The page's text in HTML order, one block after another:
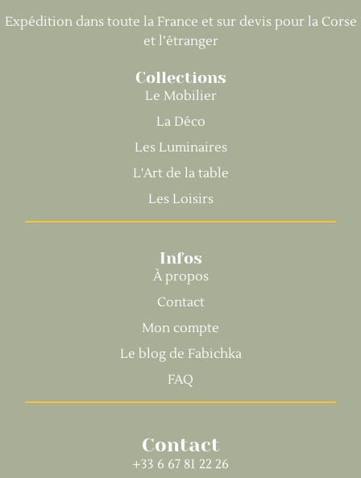
Expédition dans toute la France et sur devis pour la Corse
et l’étranger
Collections
Le Mobilier
La Déco
Les Luminaires
L'Art de la table
Les Loisirs
Infos
À propos
Contact
Mon compte
Le blog de Fabichka
FAQ
Contact
+33 6 67 81 22 26